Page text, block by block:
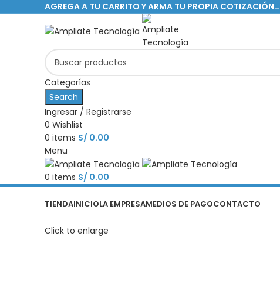
AGREGA A TU CARRITO Y ARMA TU PROPIA COTIZACIÓN…
Categorías
Search
Ingresar / Registrarse
0 Wishlist
0 items S/ 0.00
Menu
0 items S/ 0.00
Categorías
TIENDAINICIOLA EMPRESAMEDIOS DE PAGOCONTACTO
Click to enlarge